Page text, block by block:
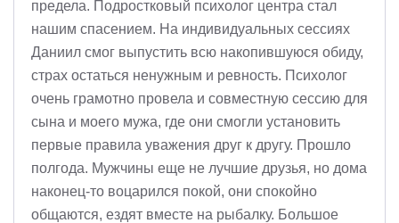
предела. Подростковый психолог центра стал
нашим спасением. На индивидуальных сессиях
Даниил смог выпустить всю накопившуюся обиду,
страх остаться ненужным и ревность. Психолог
очень грамотно провела и совместную сессию для
сына и моего мужа, где они смогли установить
первые правила уважения друг к другу. Прошло
полгода. Мужчины еще не лучшие друзья, но дома
наконец-то воцарился покой, они спокойно
общаются, ездят вместе на рыбалку. Большое